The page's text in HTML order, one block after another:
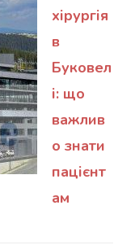
хірургія
в
Буковел
і: що
важлив
о знати
пацієнт
ам